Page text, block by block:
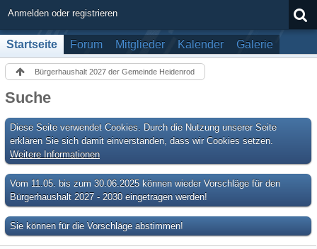
Anmelden oder registrieren
Startseite Forum Mitglieder Kalender Galerie
Bürgerhaushalt 2027 der Gemeinde Heidenrod
Suche
Diese Seite verwendet Cookies. Durch die Nutzung unserer Seite
erklären Sie sich damit einverstanden, dass wir Cookies setzen.
Weitere Informationen
Vom 11.05. bis zum 30.06.2025 können wieder Vorschläge für den
Bürgerhaushalt 2027 - 2030 eingetragen werden!
Sie können für die Vorschläge abstimmen!